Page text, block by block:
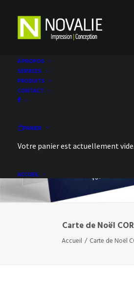
À PROPOS
SERVICES
PRODUITS
CONTACT
PANIER
Votre panier est actuellement vide.
ACCUEIL
Carte de Noël
Accueil Carte de Noël